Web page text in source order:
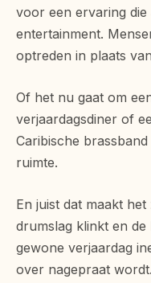
voor een ervaring
entertainment.
optreden in plaats
Of het nu gaat om
verjaardagsdiner of
Caribische
ruimte.
En juist dat maakt
drumslag klinkt en
gewone verjaardag
over nagepraat